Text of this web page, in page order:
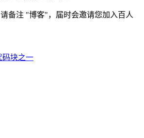
备注 "博客"，届时会邀请您加入百人
码块之一